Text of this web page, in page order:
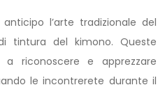
l’arte tradizionale del
tintura del kimono. Queste
riconoscere e apprezzare
le incontrerete durante il